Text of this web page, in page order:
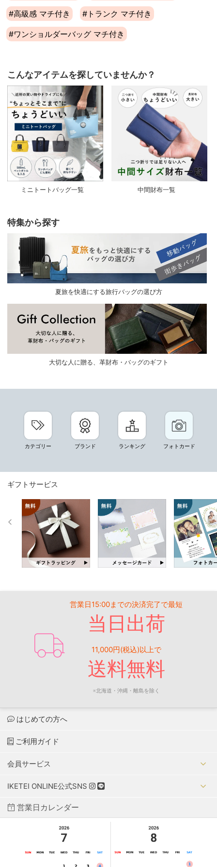
#高級感 マチ付き #トランク マチ付き
#ワンショルダーバッグ マチ付き
こんなアイテムを探していませんか？
ミニトートバッグ一覧 中間財布一覧
特集から探す
夏旅を快適にする旅行バッグの選び方
大切な人に贈る、革財布・バッグのギフト
カテゴリー ブランド ランキング フォトカード
ギフトサービス
営業日15:00までの決済完了で最短
当日出荷
11,000円(税込)以上で
送料無料
※北海道・沖縄・離島を除く
はじめての方へ
ご利用ガイド
会員サービス
IKETEI ONLINE公式SNS
営業日カレンダー